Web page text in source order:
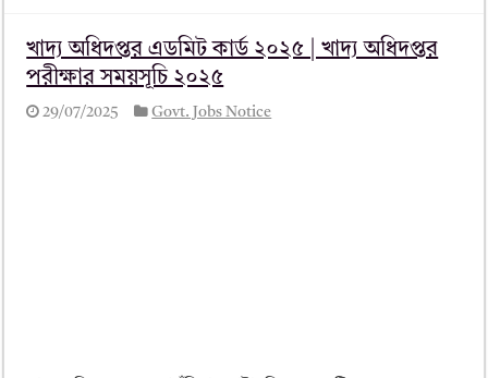
খাদ্য অধিদপ্তর এডমিট কার্ড ২০২৫ | খাদ্য অধিদপ্তর
পরীক্ষার সময়সূচি ২০২৫
29/07/2025 Govt. Jobs Notice